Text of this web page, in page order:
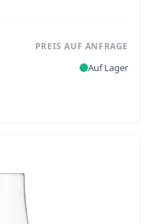
PREIS AUF ANFRAGE
Auf Lager